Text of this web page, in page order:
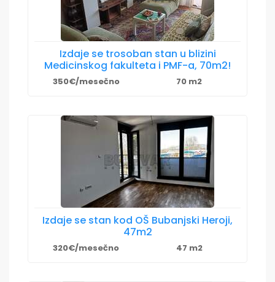
Izdaje se trosoban stan u blizini
Medicinskog fakulteta i PMF-a, 70m2!
350€/mesečno 70 m2
Izdaje se stan kod OŠ Bubanjski Heroji,
47m2
320€/mesečno 47 m2